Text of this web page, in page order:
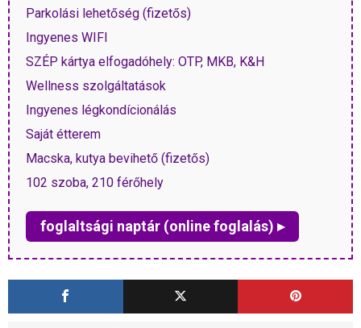
Parkolási lehetőség (fizetős)
Ingyenes WIFI
SZÉP kártya elfogadóhely: OTP, MKB, K&H
Wellness szolgáltatások
Ingyenes légkondícionálás
Saját étterem
Macska, kutya bevihető (fizetős)
102 szoba, 210 férőhely
foglaltsági naptár (online foglalás) ▸